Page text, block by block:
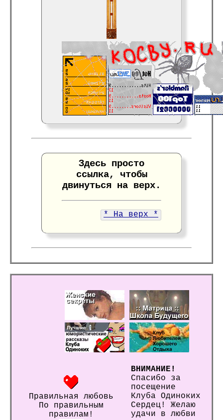
Здесь просто
ссылка, чтобы
двинуться на верх.
* На верх *
Правильная любовь
По правильным
правилам!
ВНИМАНИЕ!
Спасибо за
посещение
Клуба Одиноких
Сердец! Желаю
удачи в любви